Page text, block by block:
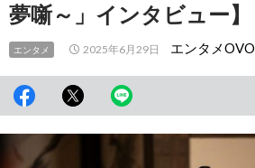
夢噺～」インタビュー】
エンタメ 2025年6月29日 エンタメOVO